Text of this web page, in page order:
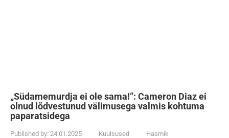
„Südamemurdja ei ole sama!”: Cameron Diaz ei
olnud lõdvestunud välimusega valmis kohtuma
paparatsidega
Published by: 24.01.2025 Kuulsused Hasmik